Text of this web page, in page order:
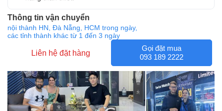
Thông tin vận chuyển
nội thành HN, Đà Nẵng, HCM trong ngày,
các tỉnh thành khác từ 1 đến 3 ngày
Liên hệ đặt hàng
Gọi đặt mua
093 189 2222